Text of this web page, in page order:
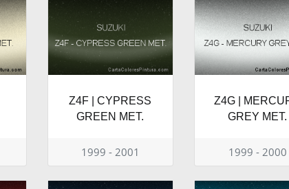
Z4F | CYPRESS
GREEN MET.
1999 - 2001
Z4G |
GREY MET.
1999 - 2000